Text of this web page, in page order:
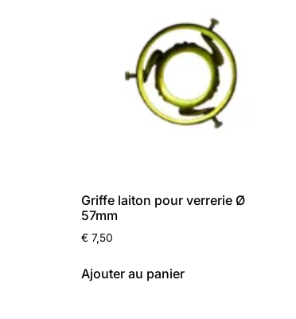
Griffe laiton pour verrerie Ø
57mm
€ 7,50
Ajouter au panier